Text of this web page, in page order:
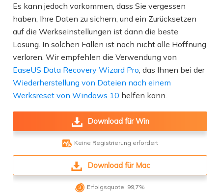
Es kann jedoch vorkommen, dass Sie vergessen
haben, Ihre Daten zu sichern, und ein Zurücksetzen
auf die Werkseinstellungen ist dann die beste
Lösung. In solchen Fällen ist noch nicht alle Hoffnung
verloren. Wir empfehlen die Verwendung von
EaseUS Data Recovery Wizard Pro , das Ihnen bei der
Wiederherstellung von Dateien nach einem
Werksreset von Windows 10 helfen kann.
Download für Win
 Keine Registrierung erfordert
Download für Mac
 Erfolgsquote: 99,7%